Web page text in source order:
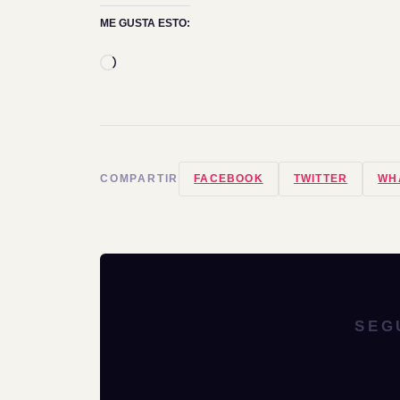
ME GUSTA ESTO:
Cargando...
COMPARTIR FACEBOOK TWITTER